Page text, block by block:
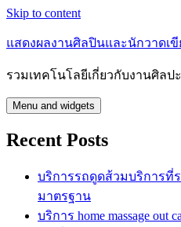
Skip to content
แสดงผลงานศิลปินและนักวาดเ
รวมเทคโนโลยีเกี่ยวกับงานศิลป
Menu and widgets
Recent Posts
บริการรถดูดส้วมบริการที่
มาตรฐาน
บริการ home massage